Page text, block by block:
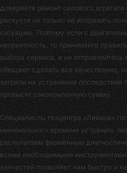
доверяете ремонт силового
рискуете не только не исправить
ситуацию. Поэтому если с
неприятность, то принимайте
выбора сервиса, а не
обещают сделать все качественно,
затраты на устранение последствий
превысят сэкономленную сумму.
Специалистытехцентра «Лавина»
минимального времени устранить
располагаем фирменным
всеми необходимыми
запчастей позволяет нам быстро и